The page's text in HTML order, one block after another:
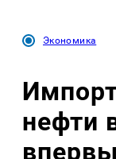
Экономика
нефти